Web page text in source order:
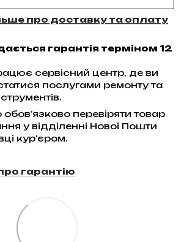
про доставку та оплату
гарантія терміном 12
сервісний центр, де ви
послугами ремонту та
перевіряти товар
у відділенні Нової Пошти
кур'єром.
гарантію